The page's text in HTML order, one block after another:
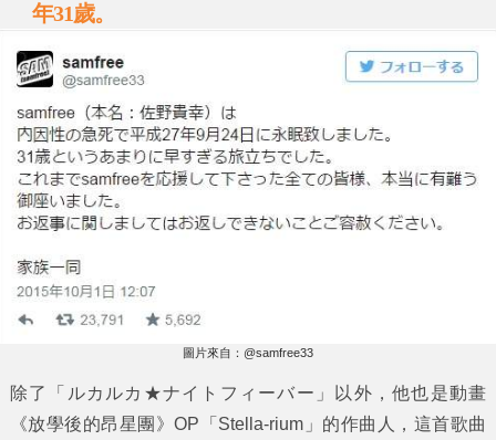
年31歲。
圖片來自：@samfree33
除了「ルカルカ★ナイトフィーバー」以外，他也是動畫
《放學後的昂星團》OP「Stella-rium」的作曲人，這首歌曲